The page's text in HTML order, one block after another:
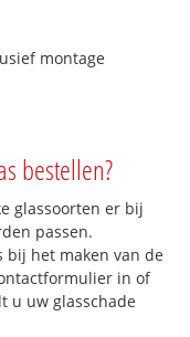
montage
bestellen?
glassoorten er bij
passen.
het maken van de
in of
u uw glasschade